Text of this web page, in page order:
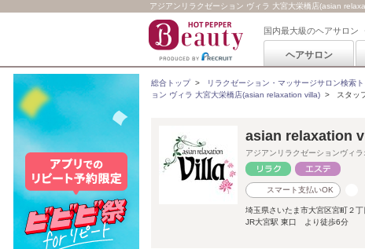
アジアンリラクゼーション ヴィラ 大宮大栄橋店(asian
国内最大級のヘアサロン
ヘアサロン
総合トップ> リラクゼーション・マッサージサロン検索
ョン ヴィラ 大宮大栄橋店(asian relaxation villa) > スタッ
asian relaxation
アジアンリラクゼーションヴィ
スマート支払いOK
埼玉県さいたま市大宮区宮町２
JR大宮駅 東口 より徒歩6分